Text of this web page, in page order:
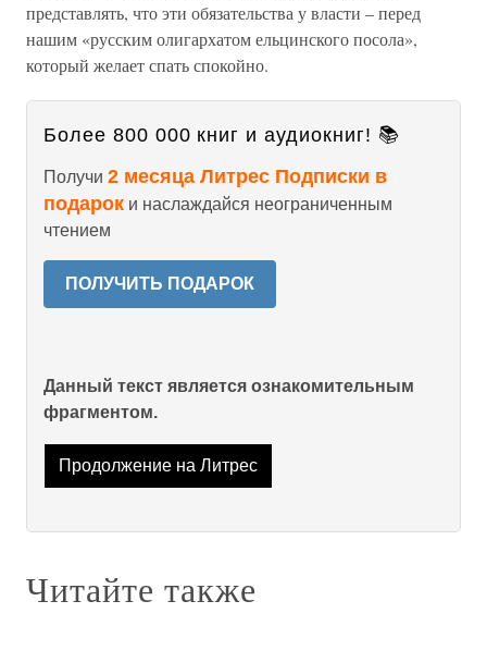
представлять, что эти обязательства у власти – перед
нашим «русским олигархатом ельцинского посола»,
который желает спать спокойно.
Более 800 000 книг и аудиокниг! 📚
Получи 2 месяца Литрес Подписки в
подарок и наслаждайся неограниченным
чтением
ПОЛУЧИТЬ ПОДАРОК
Данный текст является ознакомительным
фрагментом.
Продолжение на Литрес
Читайте также